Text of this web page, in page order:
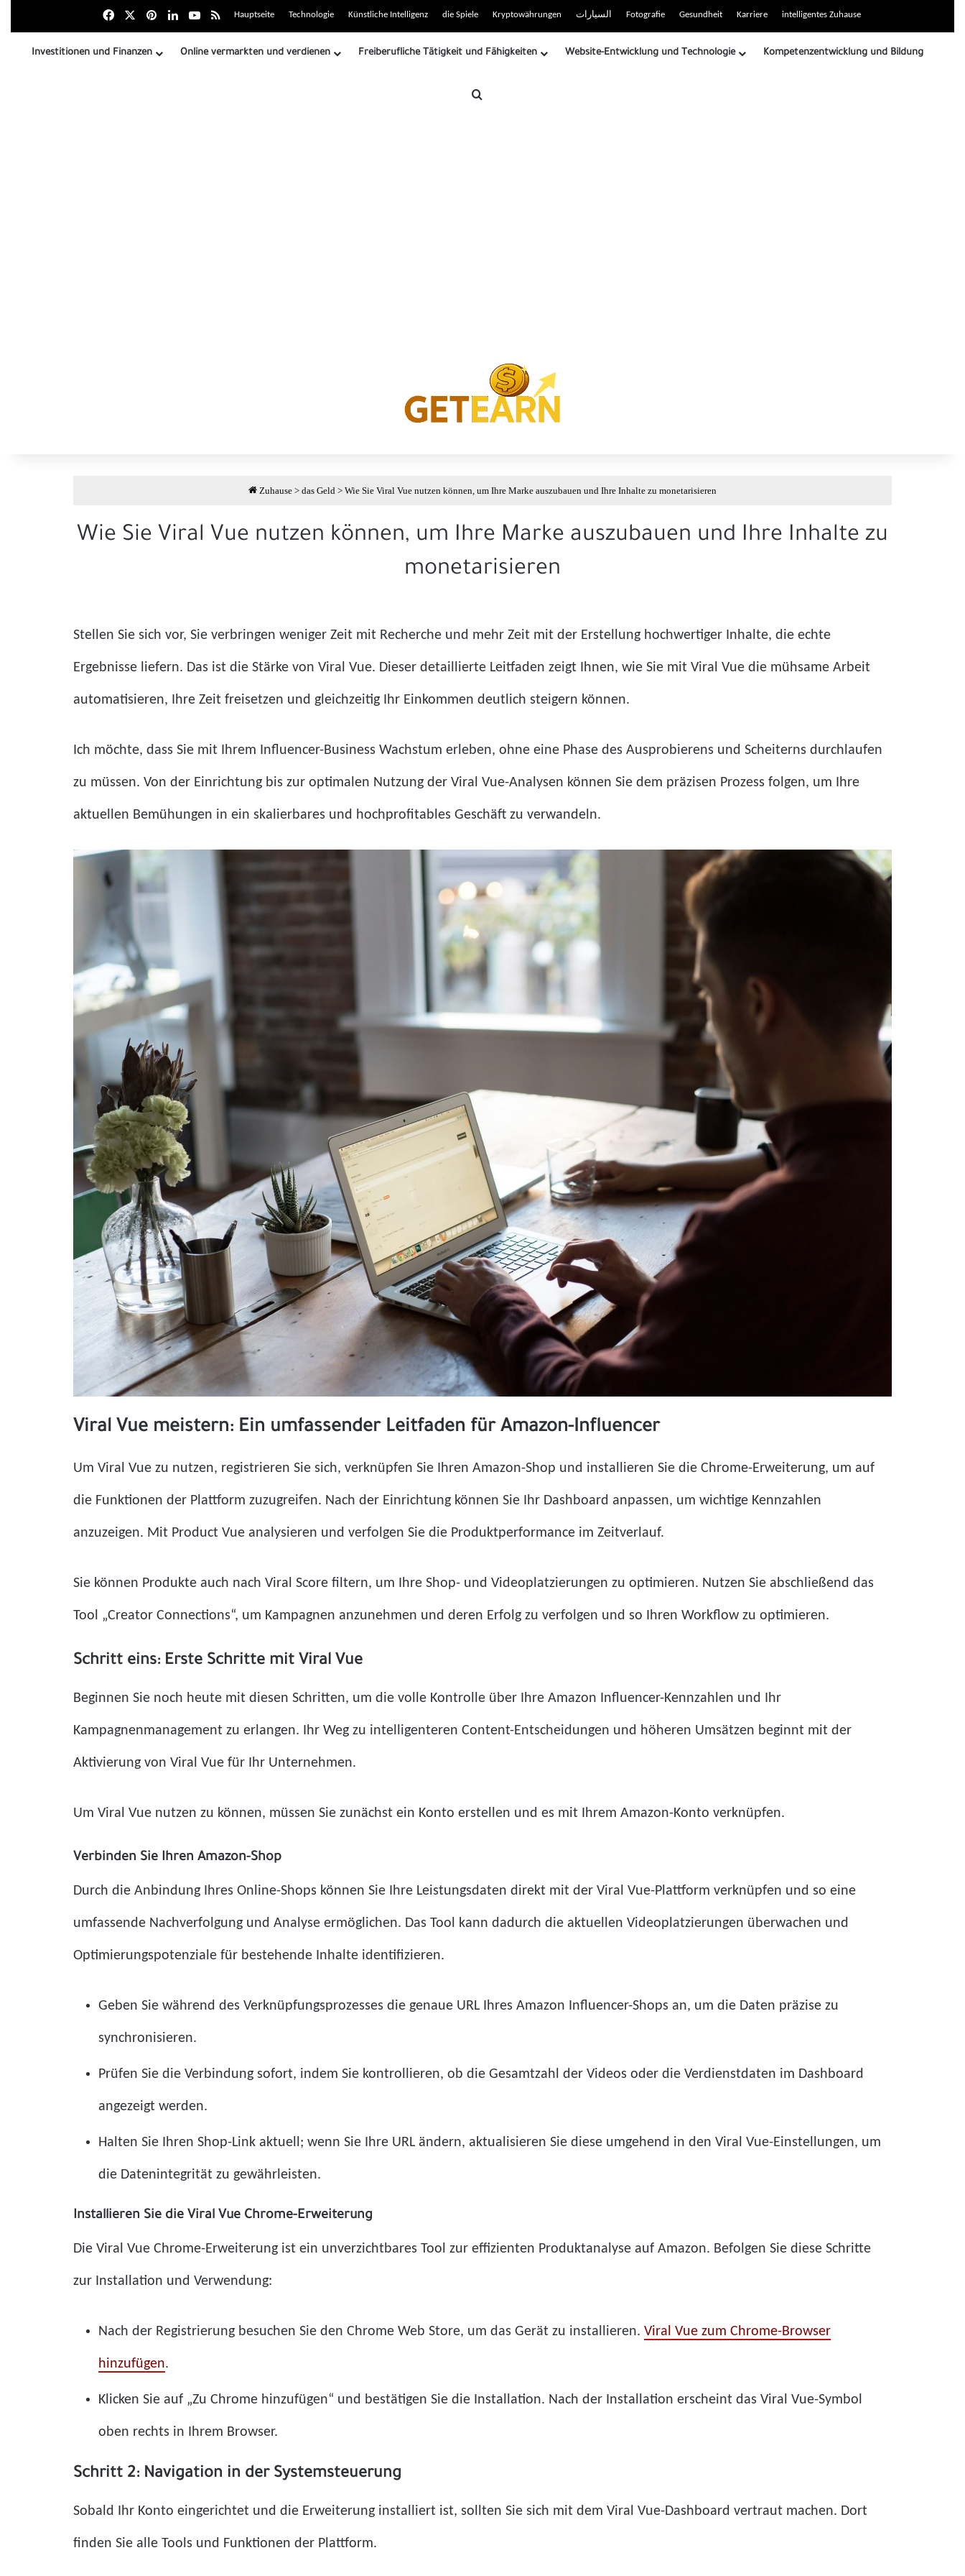
Facebookبينتيريست
LinkedInYoutubeZusammenfassung der RSS-Site
Hauptseite Technologie Künstliche Intelligenz die Spiele Kryptowährungen السيارات Fotografie Gesundheit Karriere intelligentes Zuhause
Investitionen und Finanzen Online vermarkten und verdienen Freiberufliche Tätigkeit und Fähigkeiten Website-Entwicklung und Technologie Kompetenzentwicklung und Bildung
Zuhause > das Geld > Wie Sie Viral Vue nutzen können, um Ihre Marke auszubauen und Ihre Inhalte zu monetarisieren
Wie Sie Viral Vue nutzen können, um Ihre Marke auszubauen und Ihre Inhalte zu
monetarisieren
Stellen Sie sich vor, Sie verbringen weniger Zeit mit Recherche und mehr Zeit mit der Erstellung hochwertiger Inhalte, die echte
Ergebnisse liefern. Das ist die Stärke von Viral Vue. Dieser detaillierte Leitfaden zeigt Ihnen, wie Sie mit Viral Vue die mühsame Arbeit
automatisieren, Ihre Zeit freisetzen und gleichzeitig Ihr Einkommen deutlich steigern können.
Ich möchte, dass Sie mit Ihrem Influencer-Business Wachstum erleben, ohne eine Phase des Ausprobierens und Scheiterns durchlaufen
zu müssen. Von der Einrichtung bis zur optimalen Nutzung der Viral Vue-Analysen können Sie dem präzisen Prozess folgen, um Ihre
aktuellen Bemühungen in ein skalierbares und hochprofitables Geschäft zu verwandeln.
Viral Vue meistern: Ein umfassender Leitfaden für Amazon-Influencer
Um Viral Vue zu nutzen, registrieren Sie sich, verknüpfen Sie Ihren Amazon-Shop und installieren Sie die Chrome-Erweiterung, um auf
die Funktionen der Plattform zuzugreifen. Nach der Einrichtung können Sie Ihr Dashboard anpassen, um wichtige Kennzahlen
anzuzeigen. Mit Product Vue analysieren und verfolgen Sie die Produktperformance im Zeitverlauf.
Sie können Produkte auch nach Viral Score filtern, um Ihre Shop- und Videoplatzierungen zu optimieren. Nutzen Sie abschließend das
Tool „Creator Connections“, um Kampagnen anzunehmen und deren Erfolg zu verfolgen und so Ihren Workflow zu optimieren.
Schritt eins: Erste Schritte mit Viral Vue
Beginnen Sie noch heute mit diesen Schritten, um die volle Kontrolle über Ihre Amazon Influencer-Kennzahlen und Ihr
Kampagnenmanagement zu erlangen. Ihr Weg zu intelligenteren Content-Entscheidungen und höheren Umsätzen beginnt mit der
Aktivierung von Viral Vue für Ihr Unternehmen.
Um Viral Vue nutzen zu können, müssen Sie zunächst ein Konto erstellen und es mit Ihrem Amazon-Konto verknüpfen.
Verbinden Sie Ihren Amazon-Shop
Durch die Anbindung Ihres Online-Shops können Sie Ihre Leistungsdaten direkt mit der Viral Vue-Plattform verknüpfen und so eine
umfassende Nachverfolgung und Analyse ermöglichen. Das Tool kann dadurch die aktuellen Videoplatzierungen überwachen und
Optimierungspotenziale für bestehende Inhalte identifizieren.
Geben Sie während des Verknüpfungsprozesses die genaue URL Ihres Amazon Influencer-Shops an, um die Daten präzise zu
synchronisieren.
Prüfen Sie die Verbindung sofort, indem Sie kontrollieren, ob die Gesamtzahl der Videos oder die Verdienstdaten im Dashboard
angezeigt werden.
Halten Sie Ihren Shop-Link aktuell; wenn Sie Ihre URL ändern, aktualisieren Sie diese umgehend in den Viral Vue-Einstellungen, um
die Datenintegrität zu gewährleisten.
Installieren Sie die Viral Vue Chrome-Erweiterung
Die Viral Vue Chrome-Erweiterung ist ein unverzichtbares Tool zur effizienten Produktanalyse auf Amazon. Befolgen Sie diese Schritte
zur Installation und Verwendung:
Nach der Registrierung besuchen Sie den Chrome Web Store, um das Gerät zu installieren. Viral Vue zum Chrome-Browser
hinzufügen.
Klicken Sie auf „Zu Chrome hinzufügen“ und bestätigen Sie die Installation. Nach der Installation erscheint das Viral Vue-Symbol
oben rechts in Ihrem Browser.
Schritt 2: Navigation in der Systemsteuerung
Sobald Ihr Konto eingerichtet und die Erweiterung installiert ist, sollten Sie sich mit dem Viral Vue-Dashboard vertraut machen. Dort
finden Sie alle Tools und Funktionen der Plattform.